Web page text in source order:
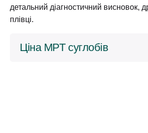
детальний діагностичний висновок,
плівці.
Ціна МРТ суглобів